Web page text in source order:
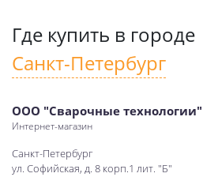
Где купить в городе
Санкт-Петербург
ООО "Сварочные технологии"
Интернет-магазин
Санкт-Петербург
ул. Софийская, д. 8 корп.1 лит. "Б"